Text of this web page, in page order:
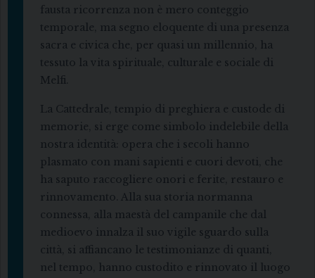
fausta ricorrenza non è mero conteggio
temporale, ma segno eloquente di una presenza
sacra e civica che, per quasi un millennio, ha
tessuto la vita spirituale, culturale e sociale di
Melfi.
La Cattedrale, tempio di preghiera e custode di
memorie, si erge come simbolo indelebile della
nostra identità: opera che i secoli hanno
plasmato con mani sapienti e cuori devoti, che
ha saputo raccogliere onori e ferite, restauro e
rinnovamento. Alla sua storia normanna
connessa, alla maestà del campanile che dal
medioevo innalza il suo vigile sguardo sulla
città, si affiancano le testimonianze di quanti,
nel tempo, hanno custodito e rinnovato il luogo